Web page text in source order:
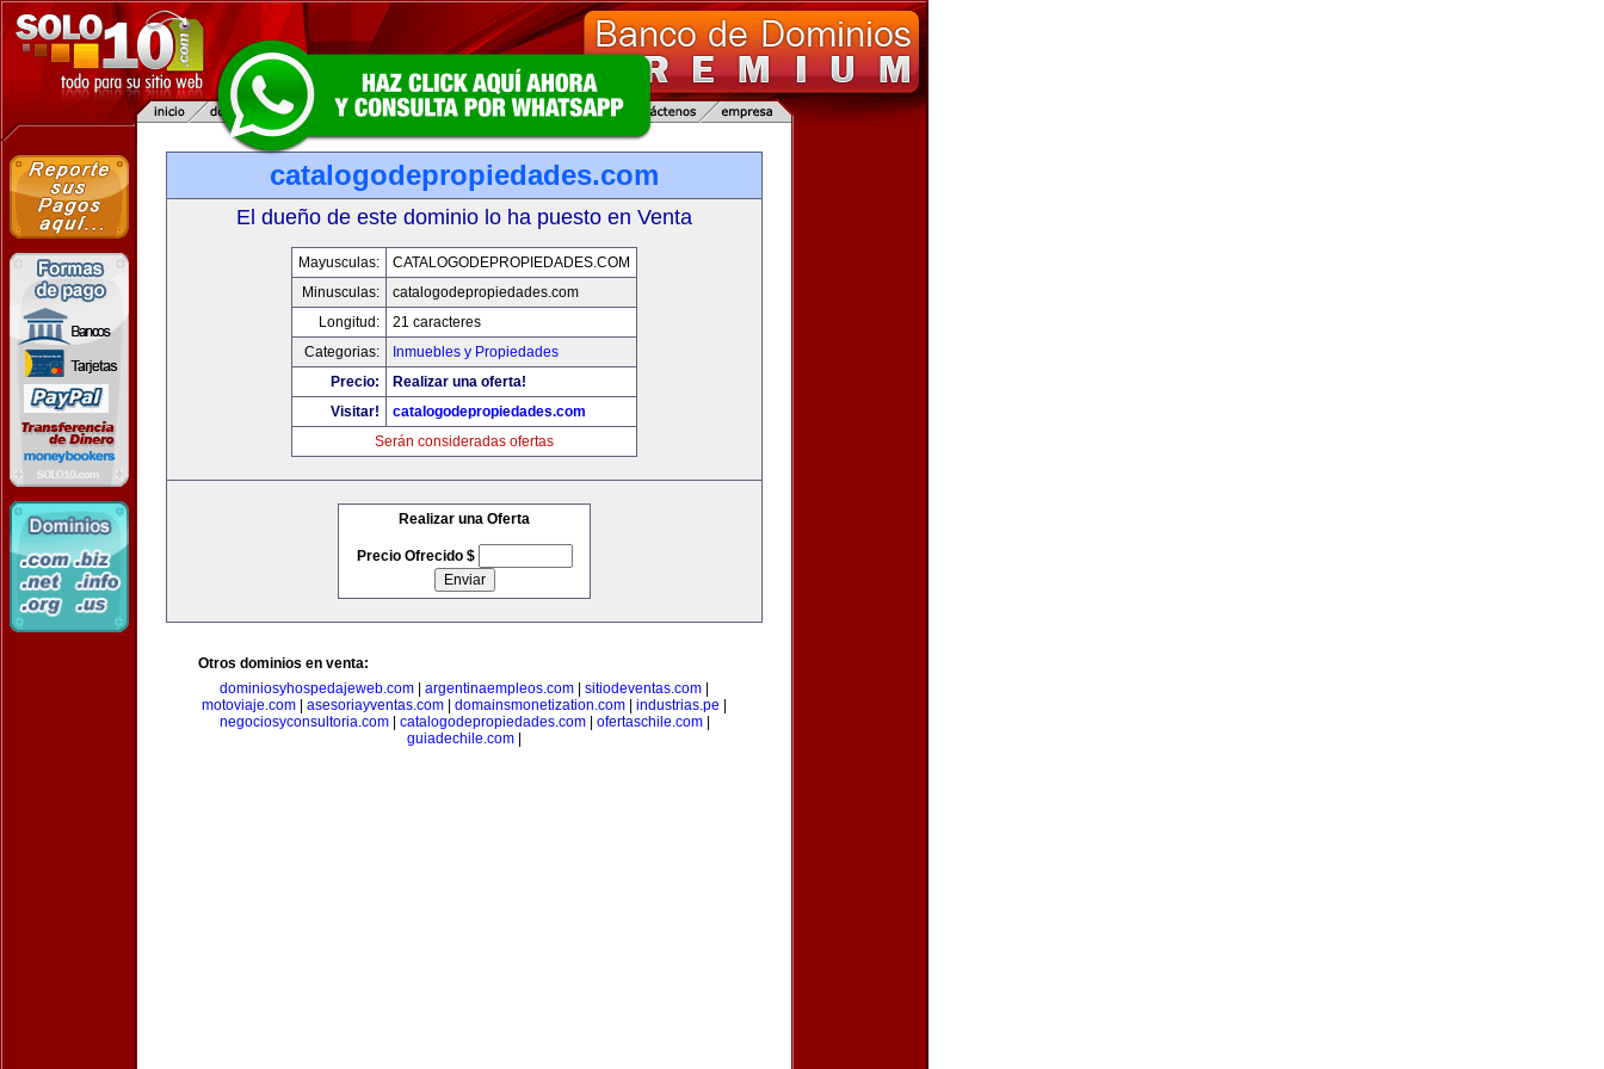
catalogodepropiedades.com
El dueño de este dominio lo ha puesto en Venta
Mayusculas:
CATALOGODEPROPIEDADES.COM
Minusculas:
catalogodepropiedades.com
Longitud:
21 caracteres
Categorias:
Inmuebles y Propiedades
Precio:
Realizar una oferta!
Visitar!
catalogodepropiedades.com
Serán consideradas ofertas
Realizar una Oferta
Precio Ofrecido $
Otros dominios en venta:
dominiosyhospedajeweb.com
argentinaempleos.com sitiodeventas.com
motoviaje.com
asesoriayventas.com domainsmonetization.com industrias.pe
negociosyconsultoria.com| catalogodepropiedades.com| ofertaschile.com|
guiadechile.com